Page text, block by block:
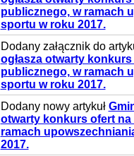
publicznego, w ramach
sportu w roku 2017.
Dodany załącznik do
ogłasza otwarty
publicznego, w ramach
sportu w roku 2017.
Dodany nowy artykuł
otwarty konkurs ofert na
ramach
2017.